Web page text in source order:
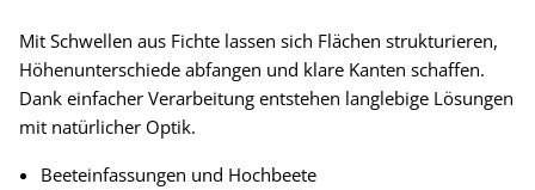
Mit Schwellen aus Fichte lassen sich Flächen strukturieren,
Höhenunterschiede abfangen und klare Kanten schaffen.
Dank einfacher Verarbeitung entstehen langlebige Lösungen
mit natürlicher Optik.
Beeteinfassungen und Hochbeete